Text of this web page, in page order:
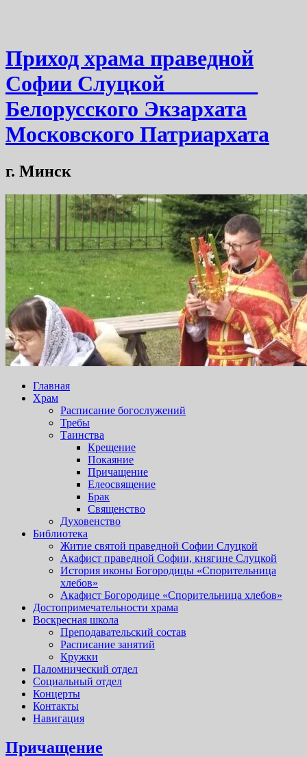
Приход храма праведной
Софии Слуцкой ________
Белорусского Экзархата
Московского Патриархата
г. Минск
Главная
Храм
Расписание богослужений
Требы
Таинства
Крещение
Покаяние
Причащение
Елеосвящение
Брак
Священство
Духовенство
Библиотека
Житие святой праведной Софии Слуцкой
Акафист праведной Софии, княгине Слуцкой
История иконы Богородицы «Спорительница
хлебов»
Акафист Богородице «Спорительница хлебов»
Достопримечательности храма
Воскресная школа
Преподавательский состав
Расписание занятий
Кружки
Паломнический отдел
Социальный отдел
Концерты
Контакты
Навигация
Причащение